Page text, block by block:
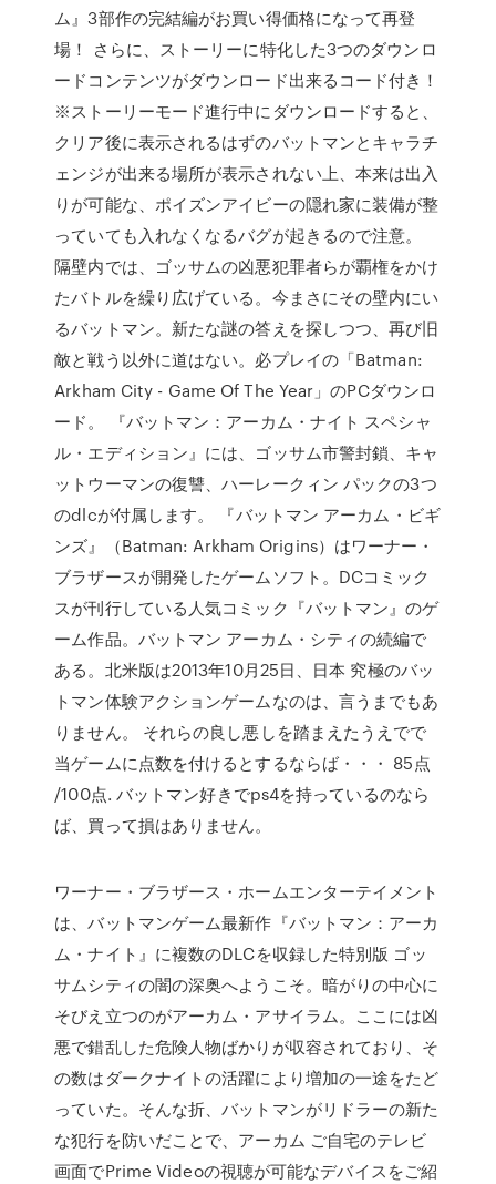
ム』3部作の完結編がお買い得価格になって再登
場！ さらに、ストーリーに特化した3つのダウンロ
ードコンテンツがダウンロード出来るコード付き！
※ストーリーモード進行中にダウンロードすると、
クリア後に表示されるはずのバットマンとキャラチ
ェンジが出来る場所が表示されない上、本来は出入
りが可能な、ポイズンアイビーの隠れ家に装備が整
っていても入れなくなるバグが起きるので注意。
隔壁内では、ゴッサムの凶悪犯罪者らが覇権をかけ
たバトルを繰り広げている。今まさにその壁内にい
るバットマン。新たな謎の答えを探しつつ、再び旧
敵と戦う以外に道はない。必プレイの「Batman:
Arkham City - Game Of The Year」のPCダウンロ
ード。 『バットマン：アーカム・ナイト スペシャ
ル・エディション』には、ゴッサム市警封鎖、キャ
ットウーマンの復讐、ハーレークィン パックの3つ
のdlcが付属します。 『バットマン アーカム・ビギ
ンズ』（Batman: Arkham Origins）はワーナー・
ブラザースが開発したゲームソフト。DCコミック
スが刊行している人気コミック『バットマン』のゲ
ーム作品。バットマン アーカム・シティの続編で
ある。北米版は2013年10月25日、日本 究極のバッ
トマン体験アクションゲームなのは、言うまでもあ
りません。 それらの良し悪しを踏まえたうえでで
当ゲームに点数を付けるとするならば・・・ 85点
/100点. バットマン好きでps4を持っているのなら
ば、買って損はありません。
ワーナー・ブラザース・ホームエンターテイメント
は、バットマンゲーム最新作『バットマン：アーカ
ム・ナイト』に複数のDLCを収録した特別版 ゴッ
サムシティの闇の深奥へようこそ。暗がりの中心に
そびえ立つのがアーカム・アサイラム。ここには凶
悪で錯乱した危険人物ばかりが収容されており、そ
の数はダークナイトの活躍により増加の一途をたど
っていた。そんな折、バットマンがリドラーの新た
な犯行を防いだことで、アーカム ご自宅のテレビ
画面でPrime Videoの視聴が可能なデバイスをご紹